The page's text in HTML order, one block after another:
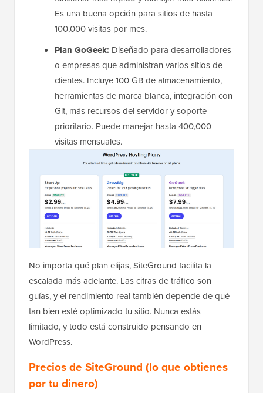
Es una buena opción para sitios de hasta
100,000 visitas por mes.
Plan GoGeek: Diseñado para desarrolladores
o empresas que administran varios sitios de
clientes. Incluye 100 GB de almacenamiento,
herramientas de marca blanca, integración con
Git, más recursos del servidor y soporte
prioritario. Puede manejar hasta 400,000
visitas mensuales.
No importa qué plan elijas, SiteGround facilita la
escalada más adelante. Las cifras de tráfico son
guías, y el rendimiento real también depende de qué
tan bien esté optimizado tu sitio. Nunca estás
limitado, y todo está construido pensando en
WordPress.
Precios de SiteGround (lo que obtienes
por tu dinero)